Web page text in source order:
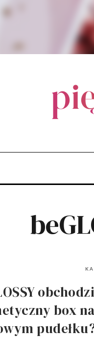
box